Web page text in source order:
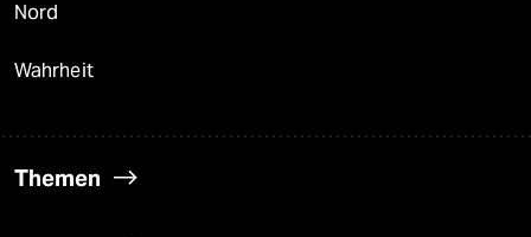
Nord
Wahrheit
Themen